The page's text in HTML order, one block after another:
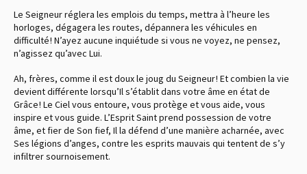
Le Seigneur réglera les emplois du temps, mettra à l’heure les
horloges, dégagera les routes, dépannera les véhicules en
difficulté ! N’ayez aucune inquiétude si vous ne voyez, ne pensez,
n’agissez qu’avec Lui.
Ah, frères, comme il est doux le joug du Seigneur ! Et combien la vie
devient différente lorsqu’Il s’établit dans votre âme en état de
Grâce ! Le Ciel vous entoure, vous protège et vous aide, vous
inspire et vous guide. L’Esprit Saint prend possession de votre
âme, et fier de Son fief, Il la défend d’une manière acharnée, avec
Ses légions d’anges, contre les esprits mauvais qui tentent de s’y
infiltrer sournoisement.